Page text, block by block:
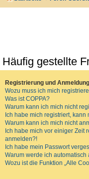
Häufig gestellte
Registrierung und Anmeldung
Wozu muss ich mich
Was ist COPPA?
Warum kann ich mich nicht
Ich habe mich registriert,
Warum kann ich mich nicht
Ich habe mich vor einiger Zeit
anmelden?!
Ich habe mein Passwort
Warum werde ich automatisch
Wozu ist die Funktion „Alle